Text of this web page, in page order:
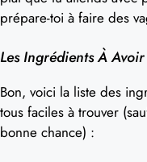
prépare-toi à faire des
Les Ingrédients À
Bon, voici la liste des
tous faciles à trouver
bonne chance) :